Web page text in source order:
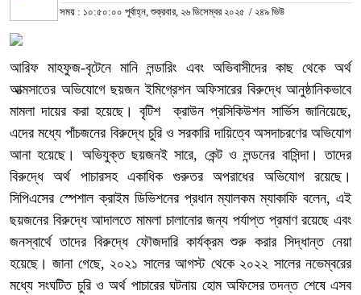
সময় : ১০:৫০:০০ পূর্বাহ্ন, শুক্রবার, ২৬ ডিসেম্বর ২০২৫ / ২৪৯ ভিউ
আরিফ মাহফুজ-বৃটেনে মানি লন্ডারিং এবং অভিবাসীদের কাছ থেকে অর্থ
আত্মসাতের অভিযোগে ছয়জন ইমিগ্রেশন অফিসারের বিরুদ্ধে আনুষ্ঠানিকভাবে
মামলা দায়ের করা হয়েছে। বৃটিশ ক্রাউন প্রসিকিউশন সার্ভিস জানিয়েছে,
এদের মধ্যে পাঁচজনের বিরুদ্ধে চুরি ও সরকারি দায়িত্বে অসদাচরণের অভিযোগ
আনা হয়েছে। অভিযুক্ত ছয়জনই সারে, কেন্ট ও লন্ডনের বাসিন্দা। তাদের
বিরুদ্ধে অর্থ পাচারসহ একাধিক গুরুতর অপরাধের অভিযোগ রয়েছে।
সিপিএসের স্পেশাল ক্রাইম ডিভিশনের প্রধান ম্যালকম ম্যাকাফি বলেন, এই
ছয়জনের বিরুদ্ধে আদালতে মামলা চালানোর জন্য পর্যাপ্ত প্রমাণ রয়েছে এবং
জনস্বার্থে তাদের বিরুদ্ধে ফৌজদারি কার্যক্রম শুরু করার সিদ্ধান্ত নেয়া
হয়েছে। জানা গেছে, ২০২১ সালের আগস্ট থেকে ২০২২ সালের নভেম্বরের
মধ্যে সংঘটিত চুরি ও অর্থ পাচারের ঘটনায় হোম অফিসের তদন্ত শেষে এসব